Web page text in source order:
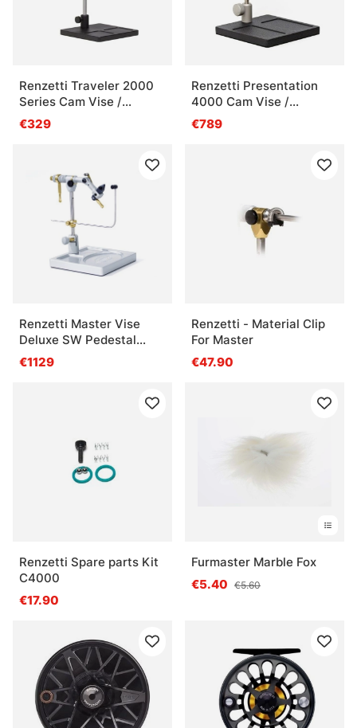
Renzetti Traveler 2000
Series Cam Vise /
Pedestal Base
€329
Renzetti Presentation
4000 Cam Vise /
Pedestal Base (Stem
Support Black)
€789
Renzetti Master Vise
Deluxe SW Pedestal
Base
€1129
Renzetti - Material Clip
For Master
€47.90
Renzetti Spare parts Kit
C4000
€17.90
Furmaster Marble Fox
€5.40 €5.60